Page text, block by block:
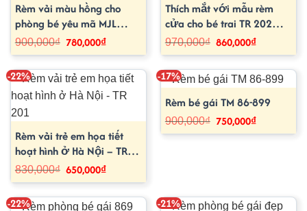
Rèm vải màu hồng cho
phòng bé yêu mã MJL
5034
900,000₫ Giá
gốc
là:
900,000₫.
780,000₫Giá
tại
là:
780,000₫.
Thích mắt với mẫu rèm
cửa cho bé trai TR 202
quận Tây Hồ
970,000₫ Giá
gốc
là:
970,000₫.
860,000₫Giá
tại
là:
860,000₫.
-22%
Rèm vải trẻ em họa tiết
hoạt hình ở Hà Nội – TR
201
830,000₫ Giá
gốc
là:
830,000₫.
650,000₫Giá
tại
là:
650,000₫.
-17%
Rèm bé gái TM 86-899
900,000₫ Giá
gốc
là:
750,000₫Giá
tại
-22% -21%